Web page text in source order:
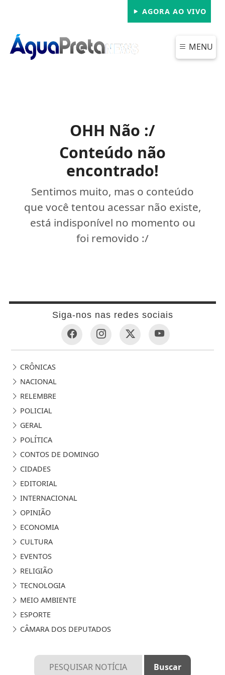
AGORA AO VIVO
MENU
OHH Não :/
Conteúdo não
encontrado!
Sentimos muito, mas o conteúdo
que você tentou acessar não existe,
está indisponível no momento ou
foi removido :/
Siga-nos nas redes sociais
CRÔNICAS
NACIONAL
RELEMBRE
POLICIAL
GERAL
POLÍTICA
CONTOS DE DOMINGO
CIDADES
EDITORIAL
INTERNACIONAL
OPINIÃO
ECONOMIA
CULTURA
EVENTOS
RELIGIÃO
TECNOLOGIA
MEIO AMBIENTE
ESPORTE
CÂMARA DOS DEPUTADOS